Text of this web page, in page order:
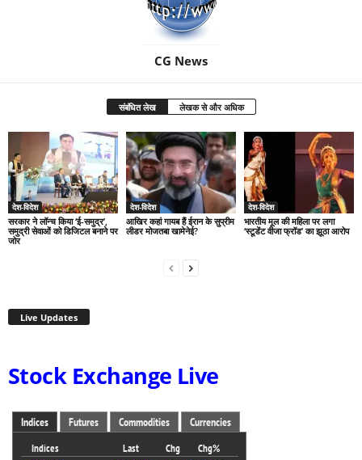
CG News
संबंधित लेख लेखक से और अधिक
देश-विदेश
सरकार ने लॉन्च किया ‘ई-समुद्र’,
समुद्री सेवाओं को डिजिटल बनाने पर
जोर
देश-विदेश
आखिर कहां गायब हैं ईरान के सुप्रीम
लीडर मोजतबा खामेनेई?
देश-विदेश
भारतीय मूल की महिला पर लगा
‘स्टूडेंट वीजा फ्रॉड’ का झूठा आरोप
Live Updates
Stock Exchange Live